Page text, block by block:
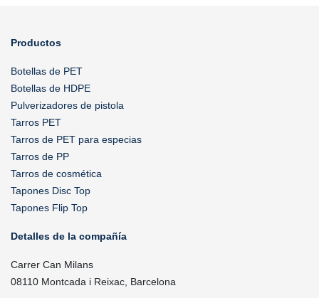
Productos
Botellas de PET
Botellas de HDPE
Pulverizadores de pistola
Tarros PET
Tarros de PET para especias
Tarros de PP
Tarros de cosmética
Tapones Disc Top
Tapones Flip Top
Detalles de la compañía
Carrer Can Milans
08110 Montcada i Reixac, Barcelona